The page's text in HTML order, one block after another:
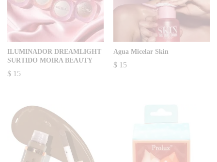
ILUMINADOR DREAMLIGHT
SURTIDO MOIRA BEAUTY
$ 15
Agua Micelar Skin
$ 15